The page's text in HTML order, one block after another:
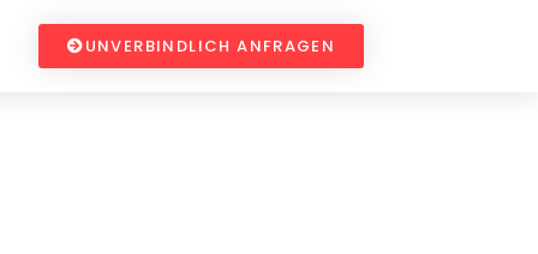
UNVERBINDLICH ANFRAGEN